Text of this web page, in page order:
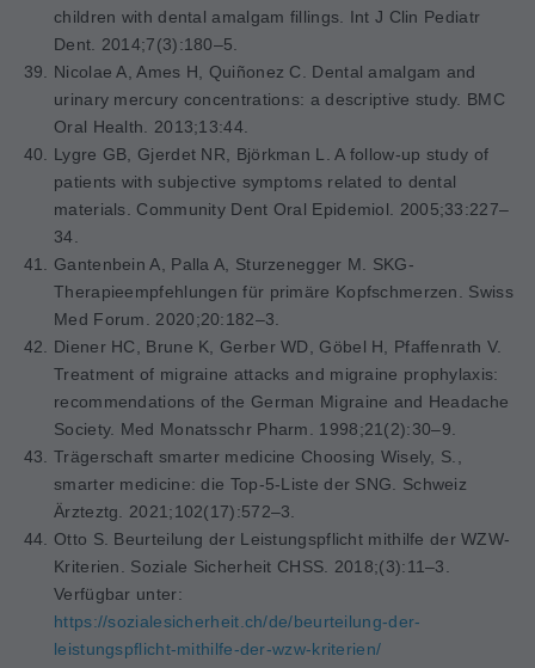
children with dental amalgam fillings. Int J Clin Pediatr
Dent. 2014;7(3):180–5.
Nicolae A, Ames H, Quiñonez C. Dental amalgam and
urinary mercury concentrations: a descriptive study. BMC
Oral Health. 2013;13:44.
Lygre GB, Gjerdet NR, Björkman L. A follow-up study of
patients with subjective symptoms related to dental
materials. Community Dent Oral Epidemiol. 2005;33:227–
34.
Gantenbein A, Palla A, Sturzenegger M. SKG-
Therapieempfehlungen für primäre Kopfschmerzen. Swiss
Med Forum. 2020;20:182–3.
Diener HC, Brune K, Gerber WD, Göbel H, Pfaffenrath V.
Treatment of migraine attacks and migraine prophylaxis:
recommendations of the German Migraine and Headache
Society. Med Monatsschr Pharm. 1998;21(2):30–9.
Trägerschaft smarter medicine Choosing Wisely, S.,
smarter medicine: die Top-5-Liste der SNG. Schweiz
Ärzteztg. 2021;102(17):572–3.
Otto S. Beurteilung der Leistungspflicht mithilfe der WZW-
Kriterien. Soziale Sicherheit CHSS. 2018;(3):11–3.
Verfügbar unter:
https://sozialesicherheit.ch/de/beurteilung-der-
leistungspflicht-mithilfe-der-wzw-kriterien/